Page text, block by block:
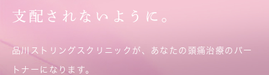
支配されないように。
品川ストリングスクリニックが、あなたの頭痛治療のパー
トナーになります。